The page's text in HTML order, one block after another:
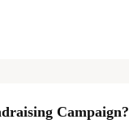
Campaign?